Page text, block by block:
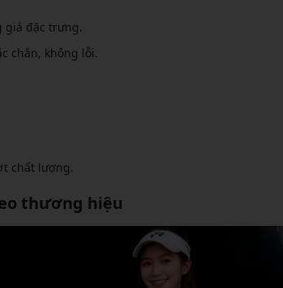
giả đặc trưng.
chắn, không lỗi.
chất lượng.
thương hiệu